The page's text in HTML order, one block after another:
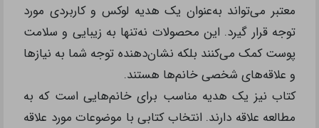
معتبر می‌تواند به‌عنوان یک هدیه لوکس و کاربردی مورد
توجه قرار گیرد. این محصولات نه‌تنها به زیبایی و سلامت
پوست کمک می‌کنند بلکه نشان‌دهنده توجه شما به نیازها
و علاقه‌های شخصی خانم‌ها هستند.
کتاب نیز یک هدیه مناسب برای خانم‌هایی است که به
مطالعه علاقه دارند. انتخاب کتابی با موضوعات مورد علاقه